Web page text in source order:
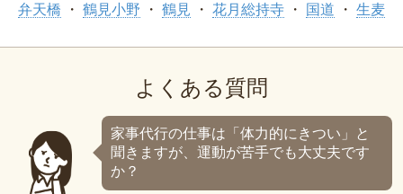
弁天橋
鶴見小野 鶴見 花月総持寺 国道 生麦
よくある質問
家事代行の仕事は「体力的にきつい」と
聞きますが、運動が苦手でも大丈夫です
か？